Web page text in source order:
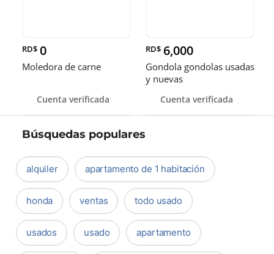
RD$ 0
Moledora de carne
Cuenta verificada
RD$ 6,000
Gondola gondolas usadas
y nuevas
Cuenta verificada
Búsquedas populares
alquiler apartamento de 1 habitación
honda ventas todo usado
usados usado apartamento